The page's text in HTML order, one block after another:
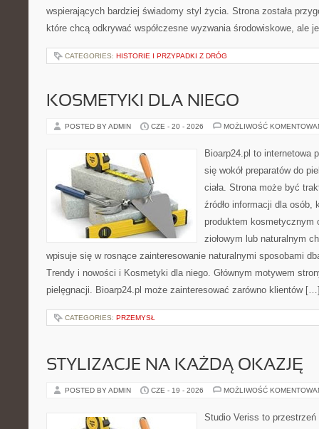
wspierających bardziej świadomy styl życia. Strona została
które chcą odkrywać współczesne wyzwania środowiskowe, ale
CATEGORIES: HISTORIE I PRZYPADKI Z DRÓG
KOSMETYKI DLA NIEGO
POSTED BY ADMIN CZE - 20 - 2026 MOŻLIWOŚĆ
Bioarp24.pl to internetowa
się wokół preparatów do
ciała. Strona może być
źródło informacji dla osób,
produktem kosmetycznym
ziołowym lub naturalnym
wpisuje się w rosnące zainteresowanie naturalnymi sposobami
Trendy i nowości i Kosmetyki dla niego. Głównym motywem
pielęgnacji. Bioarp24.pl może zainteresować zarówno klientów
CATEGORIES: PRZEMYSŁ
STYLIZACJE NA KAŻDĄ OKAZJĘ
POSTED BY ADMIN CZE - 19 - 2026 MOŻLIWOŚĆ
Studio Veriss to